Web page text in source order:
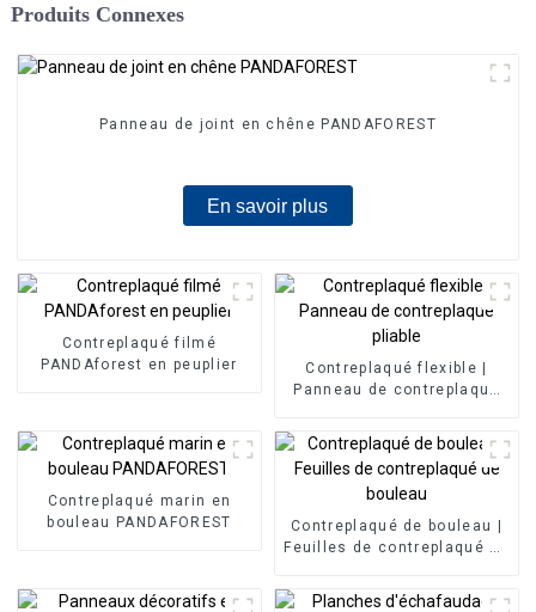
Produits Connexes
Panneau de joint en chêne PANDAFOREST
En savoir plus
Contreplaqué filmé
PANDAforest en peuplier
Contreplaqué flexible |
Panneau de contreplaqué
Contreplaqué marin en
bouleau PANDAFOREST
Contreplaqué de bouleau |
Feuilles de contreplaqué de